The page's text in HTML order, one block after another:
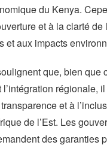
du Kenya.
et à la clarté
et aux impacts
que, bien
l’intégration régionale,
et à
de l’Est. Les
des